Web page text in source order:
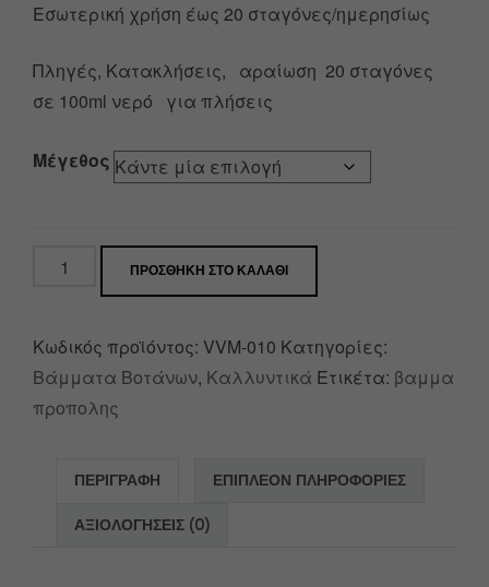
Εσωτερική χρήση έως 20 σταγόνες/ημερησίως
Πληγές, Κατακλήσεις, αραίωση 20 σταγόνες
σε 100ml νερό για πλήσεις
Μέγεθος
ΠΡΟΣΘΉΚΗ ΣΤΟ ΚΑΛΆΘΙ
Κωδικός προϊόντος: VVM-010 Κατηγορίες:
Βάμματα Βοτάνων, Καλλυντικά Ετικέτα: βαμμα
προπολης
ΠΕΡΙΓΡΑΦΉ ΕΠΙΠΛΈΟΝ ΠΛΗΡΟΦΟΡΊΕΣ
ΑΞΙΟΛΟΓΉΣΕΙΣ (0)